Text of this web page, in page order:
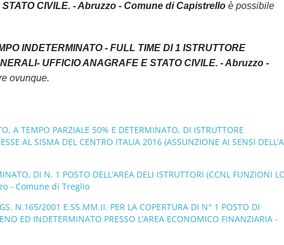
CIVILE. - Abruzzo - Comune di Capistrelloè possibile
INDETERMINATO - FULL TIME DI 1 ISTRUTTORE
UFFICIO ANAGRAFE E STATO CIVILE. - Abruzzo -
ovunque.
A TEMPO PARZIALE 50% E DETERMINATO, DI ISTRUTTORE
AL SISMA DEL CENTRO ITALIA 2016 (ASSUNZIONE AI SENSI
DI N. 1 POSTO DELL’AREA DELI ISTRUTTORI (CCNL FUNZIONI
- Comune di Treglio
N.165/2001 E SS.MM.II. PER LA COPERTURA DI N° 1 POSTO DI
ED INDETERMINATO PRESSO L’AREA ECONOMICO FINANZIARIA -